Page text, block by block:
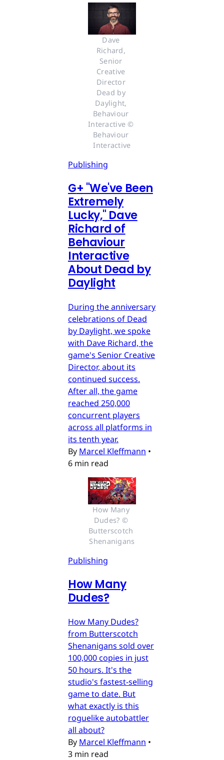
Dave
Richard,
Senior
Creative
Director
Dead by
Daylight,
Behaviour
Interactive ©
Behaviour
Interactive
Publishing
G+ "We've Been
Extremely
Lucky," Dave
Richard of
Behaviour
Interactive
About Dead by
Daylight
During the anniversary
celebrations of Dead
by Daylight, we spoke
with Dave Richard, the
game's Senior Creative
Director, about its
continued success.
After all, the game
reached 250,000
concurrent players
across all platforms in
its tenth year.
By Marcel Kleffmann •
6 min read
How Many
Dudes? ©
Butterscotch
Shenanigans
Publishing
How Many
Dudes?
How Many Dudes?
from Butterscotch
Shenanigans sold over
100,000 copies in just
50 hours. It's the
studio's fastest-selling
game to date. But
what exactly is this
roguelike autobattler
all about?
By Marcel Kleffmann •
3 min read